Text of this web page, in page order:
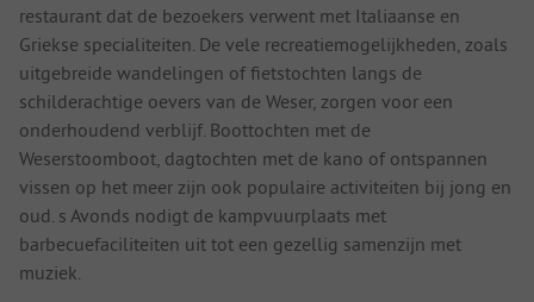
restaurant dat de bezoekers verwent met Italiaanse en
Griekse specialiteiten. De vele recreatiemogelijkheden, zoals
uitgebreide wandelingen of fietstochten langs de
schilderachtige oevers van de Weser, zorgen voor een
onderhoudend verblijf. Boottochten met de
Weserstoomboot, dagtochten met de kano of ontspannen
vissen op het meer zijn ook populaire activiteiten bij jong en
oud. s Avonds nodigt de kampvuurplaats met
barbecuefaciliteiten uit tot een gezellig samenzijn met
muziek.